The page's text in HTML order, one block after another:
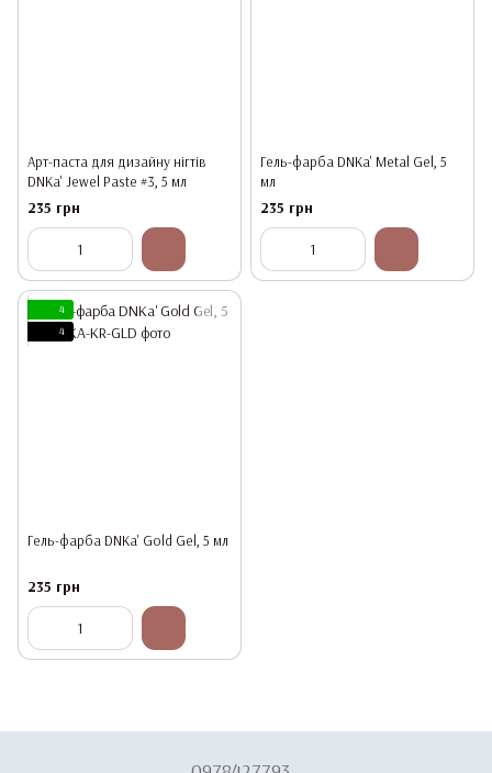
Арт-паста для дизайну нігтів
DNKa' Jewel Paste #3, 5 мл
235 грн
Гель-фарба DNKa' Metal Gel, 5
мл
235 грн
4
4
Гель-фарба DNKa' Gold Gel, 5 мл
235 грн